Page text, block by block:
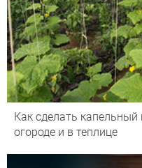
Как сделать
огороде и в теплице